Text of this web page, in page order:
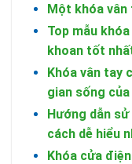
Một khóa vân
Top mẫu
khoan tốt
Khóa vân tay
gian sống của
Hướng dẫn
cách dễ hiểu
Khóa cửa